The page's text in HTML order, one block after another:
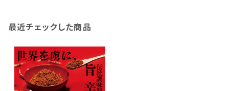
最近チェックした商品